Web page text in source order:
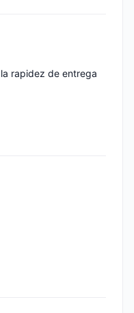
rapidez de entrega